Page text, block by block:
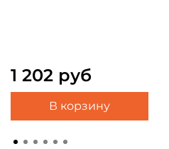
1 202 руб
В корзину